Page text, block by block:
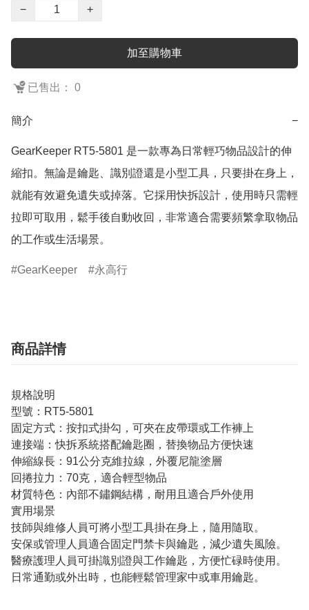
−
+
加至購物車
已售出： 0
簡介 −
GearKeeper RT5-5801 是一款專為日常輕巧物品設計的伸
縮扣。無論是鑰匙、識別證還是小型工具，只要掛在身上，
就能有效避免遺失或掉落。它採用快拆設計，使用時只需輕
拉即可取用，鬆手後自動收回，非常適合需要頻繁拿取物品
的工作或生活場景。
GearKeeper 永高行
商品詳情
規格說明
型號：RT5-5801
固定方式：按扣式掛勾，可夾在皮帶環或工作褲上
連接端：快拆系統搭配鑰匙圈，替換物品方便快速
伸縮線長：91公分克維拉線，外覆尼龍塗層
回捲拉力：70克，適合輕型物品
材質特色：內部不鏽鋼結構，耐用且適合戶外使用
實用場景
技師與維修人員可將小型工具掛在身上，隨用隨取。
安保或管理人員適合固定門禁卡與鑰匙，減少遺失風險。
醫療護理人員可掛識別證與工作鑰匙，方便忙碌時使用。
日常通勤或外出時，也能輕鬆管理家中或車用鑰匙。